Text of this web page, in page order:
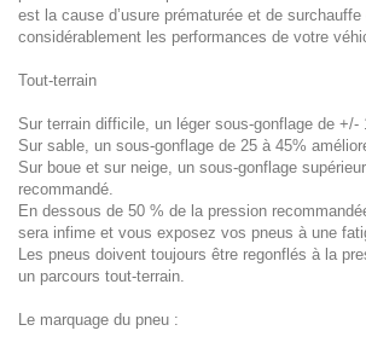
est la cause d’usure prématurée et de
considérablement les performances de votre
Tout-terrain
Sur terrain difficile, un léger sous-gonflage de +/-
Sur sable, un sous-gonflage de 25 à 45%
Sur boue et sur neige, un sous-gonflage
recommandé.
En dessous de 50 % de la pression
sera infime et vous exposez vos pneus à une
Les pneus doivent toujours être regonflés à la
un parcours tout-terrain.
Le marquage du pneu :